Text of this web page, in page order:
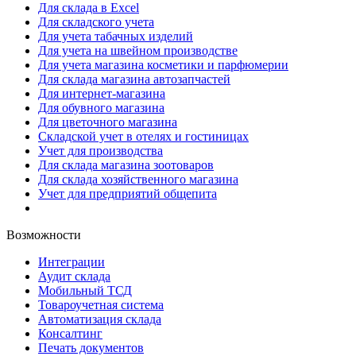
Для склада в Excel
Для складского учета
Для учета табачных изделий
Для учета на швейном производстве
Для учета магазина косметики и парфюмерии
Для склада магазина автозапчастей
Для интернет-магазина
Для обувного магазина
Для цветочного магазина
Складской учет в отелях и гостиницах
Учет для производства
Для склада магазина зоотоваров
Для склада хозяйственного магазина
Учет для предприятий общепита
Возможности
Интеграции
Аудит склада
Мобильный ТСД
Товароучетная система
Автоматизация склада
Консалтинг
Печать документов